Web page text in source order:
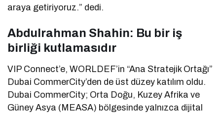
araya getiriyoruz.” dedi.
Abdulrahman Shahin: Bu bir iş
birliği kutlamasıdır
VIP Connect’e, WORLDEF’in “Ana Stratejik Ortağı”
Dubai CommerCity’den de üst düzey katılım oldu.
Dubai CommerCity; Orta Doğu, Kuzey Afrika ve
Güney Asya (MEASA) bölgesinde yalnızca dijital